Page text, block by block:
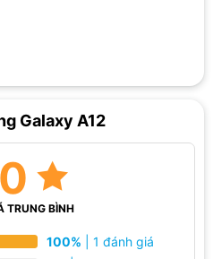
tấm nền TFT LCD tái tạo màu
Galaxy A12 vẫn sở hữu
hướng với màn hình giọt nước
của smartphone. Màn hình
góc nhìn rộng, thoải mái tận
Galaxy A12
TRUNG BÌNH
100% | 1 đánh giá